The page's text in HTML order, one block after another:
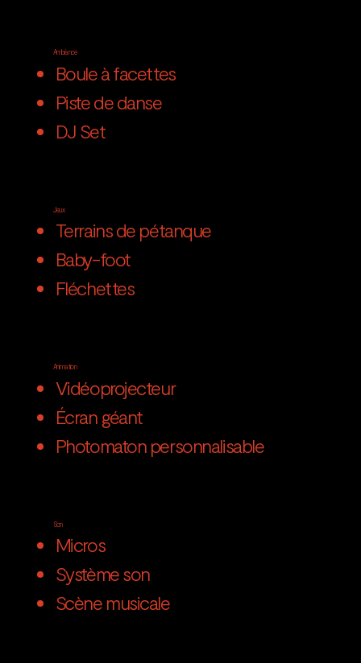
Ambiance
Boule à facettes
Piste de danse
DJ Set
Jeux
Terrains de pétanque
Baby-foot
Fléchettes
Animation
Vidéoprojecteur
Écran géant
Photomaton personnalisable
Son
Micros
Système son
Scène musicale